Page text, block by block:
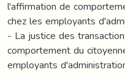
l'affirmation de
chez les employants
- La justice des
comportement du
employants